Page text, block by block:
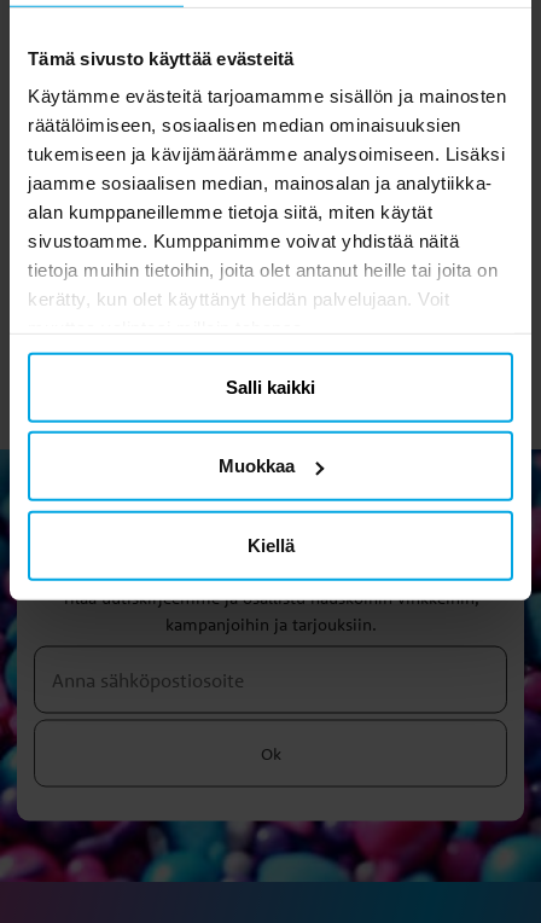
Tämä sivusto käyttää evästeitä
Käytämme evästeitä tarjoamamme sisällön ja mainosten
räätälöimiseen, sosiaalisen median ominaisuuksien
tukemiseen ja kävijämäärämme analysoimiseen. Lisäksi
jaamme sosiaalisen median, mainosalan ja analytiikka-
alan kumppaneillemme tietoja siitä, miten käytät
sivustoamme. Kumppanimme voivat yhdistää näitä
tietoja muihin tietoihin, joita olet antanut heille tai joita on
kerätty, kun olet käyttänyt heidän palvelujaan. Voit
Salli kaikki
Muokkaa
Kiellä
Frozen - Lasten
tatuoinnit 12 kpl
Hinta :2,49 €
2,49 €
Hevoset Pahvimukit 8
kpl
Hinta:2,69 €
2,69 €
OSTA
Uutiskirje
Tilaa uutiskirjeemme ja osallistu hauskoihin vinkkeihin,
kampanjoihin ja tarjouksiin.
Ok